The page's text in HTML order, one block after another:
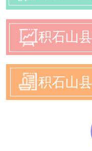
积石山
积石山